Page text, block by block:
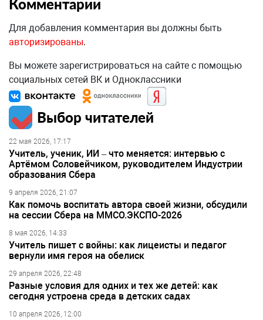
Комментарии
Для добавления комментария вы должны быть
авторизированы.
Вы можете зарегистрироваться на сайте с помощью
социальных сетей ВК и Одноклассники
Выбор читателей
22 мая 2026, 17:17
Учитель, ученик, ИИ – что меняется: интервью с
Артёмом Соловейчиком, руководителем Индустрии
образования Сбера
9 апреля 2026, 21:07
Как помочь воспитать автора своей жизни, обсудили
на сессии Сбера на ММСО.ЭКСПО-2026
8 мая 2026, 14:33
Учитель пишет с войны: как лицеисты и педагог
вернули имя героя на обелиск
29 апреля 2026, 22:48
Разные условия для одних и тех же детей: как
сегодня устроена среда в детских садах
10 апреля 2026, 12:00